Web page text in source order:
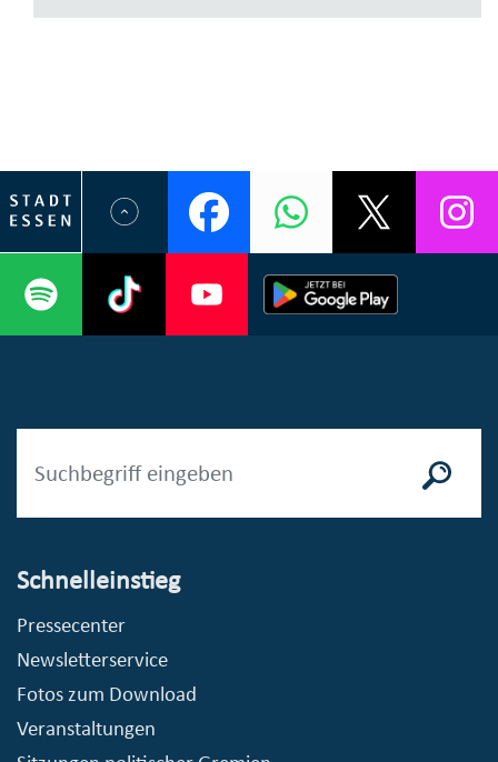
Schnelleinstieg
Pressecenter
Newsletterservice
Fotos zum Download
Veranstaltungen